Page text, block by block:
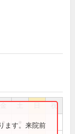
祝
●ます。来院前